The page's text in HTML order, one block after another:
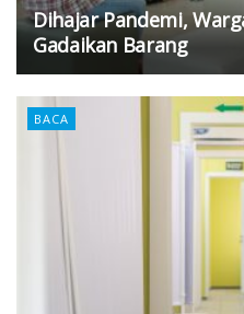
Dihajar Pandemi,
Gadaikan Barang
BACA